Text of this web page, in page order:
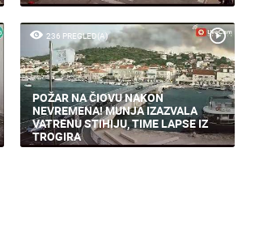
236 PREGLED(A)
POŽAR NA ČIOVU NAKON
NEVREMENA! MUNJA IZAZVALA
VATRENU STIHIJU, TIME LAPSE IZ
TROGIRA